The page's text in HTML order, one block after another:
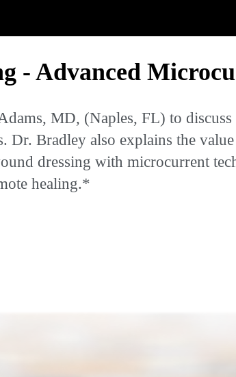
- Advanced
MD, (Naples, FL) to
Bradley also explains the
dressing with microcurrent
healing.*